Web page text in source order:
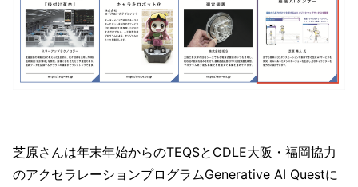
芝原さんは年末年始からのTEQSとCDLE大阪・福岡協力
のアクセラレーションプログラムGenerative AI Questに